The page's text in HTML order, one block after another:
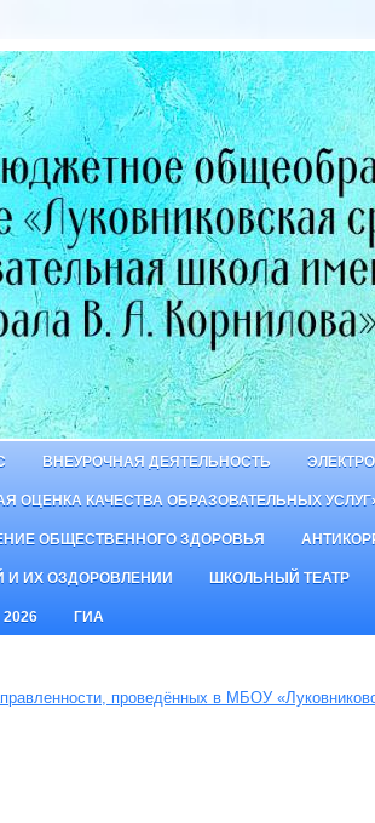
ВНЕУРОЧНАЯ ДЕЯТЕЛЬНОСТЬ
ОЦЕНКА КАЧЕСТВА ОБРАЗОВАТЕЛЬНЫХ
ОБЩЕСТВЕННОГО ЗДОРОВЬЯ
И ИХ ОЗДОРОВЛЕНИИ ШКОЛЬНЫЙ ТЕАТР
ГИА
проведённых в МБОУ